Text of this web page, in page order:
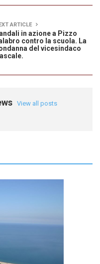
ARTICLE
in azione a Pizzo
contro la scuola. La
del vicesindaco
View all posts